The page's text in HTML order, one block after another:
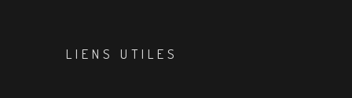
LIENS UTILES